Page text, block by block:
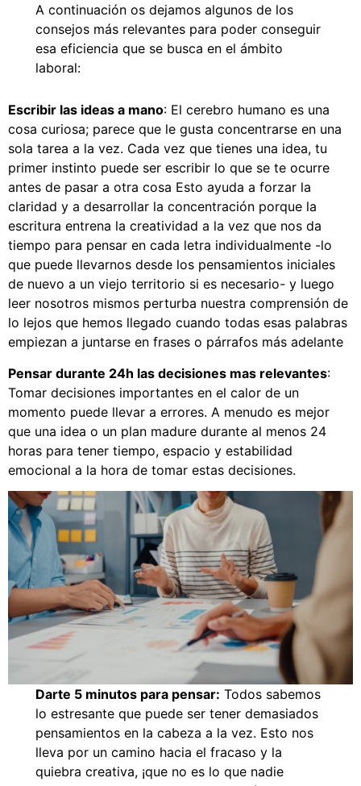
A continuación os dejamos algunos de los
consejos más relevantes para poder conseguir
esa eficiencia que se busca en el ámbito
laboral:
Escribir las ideas a mano: El cerebro humano es una
cosa curiosa; parece que le gusta concentrarse en una
sola tarea a la vez. Cada vez que tienes una idea, tu
primer instinto puede ser escribir lo que se te ocurre
antes de pasar a otra cosa Esto ayuda a forzar la
claridad y a desarrollar la concentración porque la
escritura entrena la creatividad a la vez que nos da
tiempo para pensar en cada letra individualmente -lo
que puede llevarnos desde los pensamientos iniciales
de nuevo a un viejo territorio si es necesario- y luego
leer nosotros mismos perturba nuestra comprensión de
lo lejos que hemos llegado cuando todas esas palabras
empiezan a juntarse en frases o párrafos más adelante
Pensar durante 24h las decisiones mas relevantes:
Tomar decisiones importantes en el calor de un
momento puede llevar a errores. A menudo es mejor
que una idea o un plan madure durante al menos 24
horas para tener tiempo, espacio y estabilidad
emocional a la hora de tomar estas decisiones.
Darte 5 minutos para pensar: Todos sabemos
lo estresante que puede ser tener demasiados
pensamientos en la cabeza a la vez. Esto nos
lleva por un camino hacia el fracaso y la
quiebra creativa, ¡que no es lo que nadie